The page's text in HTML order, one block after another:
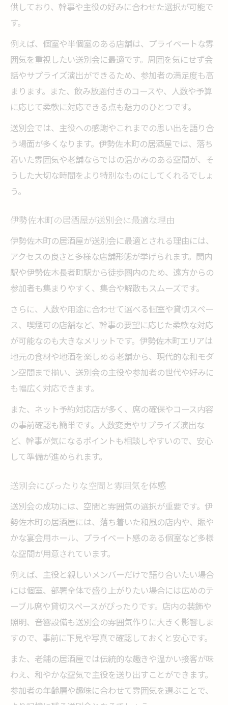
大人数送別会に選びたい居酒屋のコツ
大人数送別会のための予約時ポイント
伊勢佐木町で大人数送別会が叶う秘訣
送別会幹事が知るべき座席配置の工夫
人数確認が重要な送別会の居酒屋予約術
送別会にふさわしい雰囲気の居酒屋選定法
伊勢佐木町で雰囲気抜群な送別会を実現
老舗居酒屋で送別会の特別な時間を演出
送別会に最適な居酒屋の選び方徹底解説
送別会の居酒屋選びで外せないポイント
送別会に最適な伊勢佐木町居酒屋の特徴
送別会におすすめの居酒屋比較方法
送別会に失敗しない居酒屋選定のコツ
喫煙可や掘りごたつも！居酒屋利用術
送別会で喫煙可居酒屋を選ぶポイント
掘りごたつ席で送別会を快適に楽しむコツ
送別会に便利な居酒屋設備の活用法
喫煙や座席タイプで送別会の満足度アップ
送別会にぴったりな居酒屋の利用テクニッ
ク
供しており、幹事や主役の好みに合わせた選択が可能で
す。
例えば、個室や半個室のある店舗は、プライベートな雰
囲気を重視したい送別会に最適です。周囲を気にせず会
話やサプライズ演出ができるため、参加者の満足度も高
まります。また、飲み放題付きのコースや、人数や予算
に応じて柔軟に対応できる点も魅力のひとつです。
送別会では、主役への感謝やこれまでの思い出を語り合
う場面が多くなります。伊勢佐木町の居酒屋では、落ち
着いた雰囲気や老舗ならではの温かみのある空間が、そ
うした大切な時間をより特別なものにしてくれるでしょ
う。
伊勢佐木町の居酒屋が送別会に最適な理由
伊勢佐木町の居酒屋が送別会に最適とされる理由には、
アクセスの良さと多様な店舗形態が挙げられます。関内
駅や伊勢佐木長者町駅から徒歩圏内のため、遠方からの
参加者も集まりやすく、集合や解散もスムーズです。
さらに、人数や用途に合わせて選べる個室や貸切スペー
ス、喫煙可の店舗など、幹事の要望に応じた柔軟な対応
が可能なのも大きなメリットです。伊勢佐木町エリアは
地元の食材や地酒を楽しめる老舗から、現代的な和モダ
ン空間まで揃い、送別会の主役や参加者の世代や好みに
も幅広く対応できます。
また、ネット予約対応店が多く、席の確保やコース内容
の事前確認も簡単です。人数変更やサプライズ演出な
ど、幹事が気になるポイントも相談しやすいので、安心
して準備が進められます。
送別会にぴったりな空間と雰囲気を体感
送別会の成功には、空間と雰囲気の選択が重要です。伊
勢佐木町の居酒屋には、落ち着いた和風の店内や、賑や
かな宴会用ホール、プライベート感のある個室など多様
な空間が用意されています。
例えば、主役と親しいメンバーだけで語り合いたい場合
には個室、部署全体で盛り上がりたい場合には広めのテ
ーブル席や貸切スペースがぴったりです。店内の装飾や
照明、音響設備も送別会の雰囲気作りに大きく影響しま
すので、事前に下見や写真で確認しておくと安心です。
また、老舗の居酒屋では伝統的な趣きや温かい接客が味
わえ、和やかな空気で主役を送り出すことができます。
参加者の年齢層や趣味に合わせて雰囲気を選ぶことで、